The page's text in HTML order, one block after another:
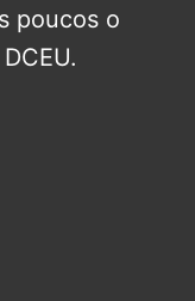
poucos o